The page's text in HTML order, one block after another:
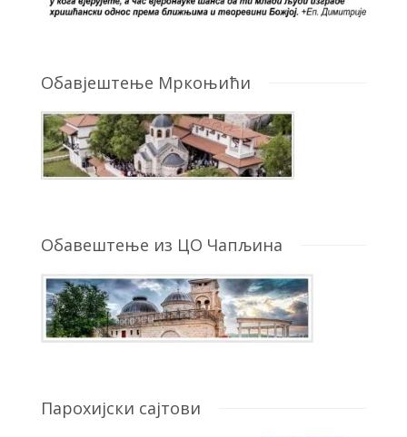
Обавјештење Мркоњићи
Обавештење из ЦО Чапљина
Парохијски сајтови